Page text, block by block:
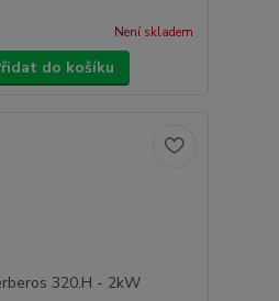
Není skladem
do košíku